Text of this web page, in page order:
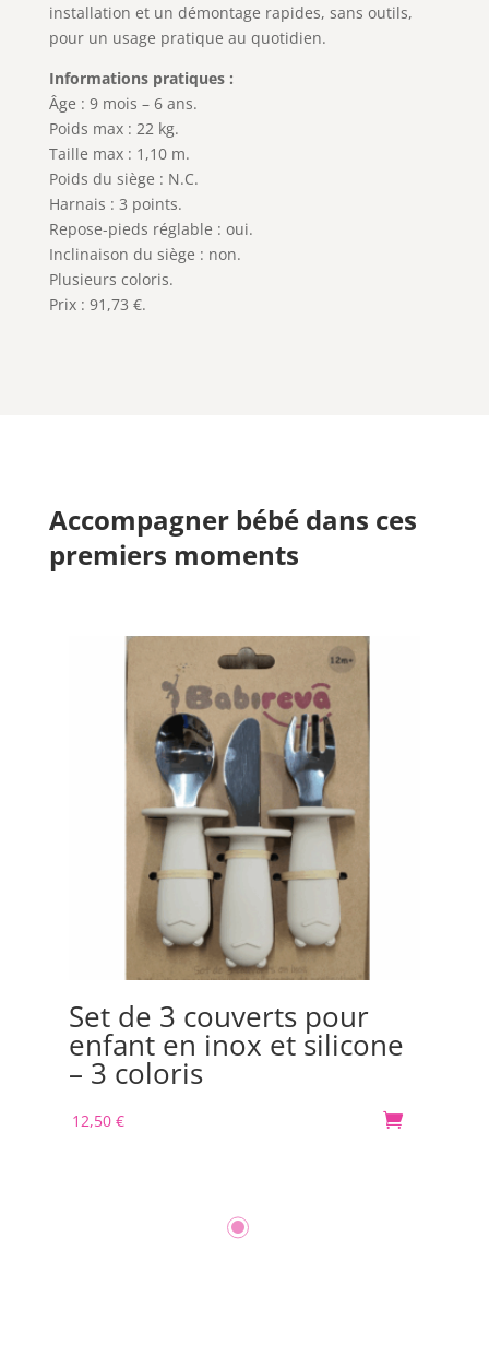
installation et un démontage rapides, sans outils,
pour un usage pratique au quotidien.
Informations pratiques :
Âge : 9 mois – 6 ans.
Poids max : 22 kg.
Taille max : 1,10 m.
Poids du siège : N.C.
Harnais : 3 points.
Repose-pieds réglable : oui.
Inclinaison du siège : non.
Plusieurs coloris.
Prix : 91,73 €.
Accompagner bébé dans ces
premiers moments
Set de 3 couverts pour
enfant en inox et silicone
– 3 coloris
12,50 € 